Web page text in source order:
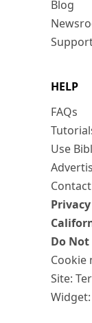
Blog
HELP
FAQs
Use
Do
Cookie
Site: